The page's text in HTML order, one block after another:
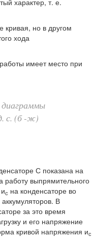
характер, т. е.
кривая, но в другом
хода
имеет место при
диаграммы
с. (б -ж)
С показана на
работу выпрямительного
с на конденсаторе во
В
за это время
и его напряжение
кривой напряжения ис